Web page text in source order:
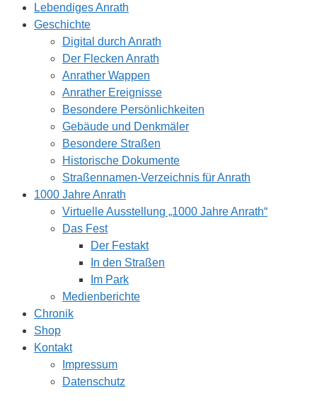
Lebendiges Anrath
Geschichte
Digital durch Anrath
Der Flecken Anrath
Anrather Wappen
Anrather Ereignisse
Besondere Persönlichkeiten
Gebäude und Denkmäler
Besondere Straßen
Historische Dokumente
Straßennamen-Verzeichnis für Anrath
1000 Jahre Anrath
Virtuelle Ausstellung „1000 Jahre Anrath“
Das Fest
Der Festakt
In den Straßen
Im Park
Medienberichte
Chronik
Shop
Kontakt
Impressum
Datenschutz